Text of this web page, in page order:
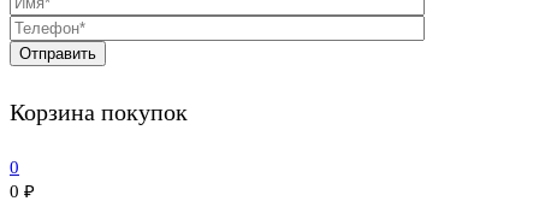
Корзина покупок
0
0 ₽